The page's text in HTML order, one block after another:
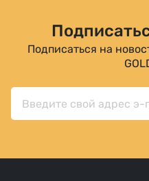
Подписаться на